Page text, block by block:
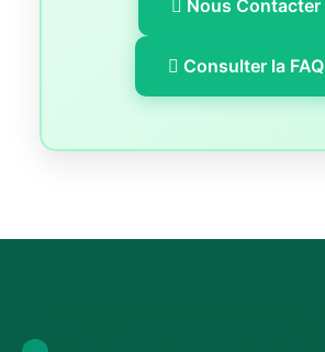
Nous Contacter
Consulter la FAQ